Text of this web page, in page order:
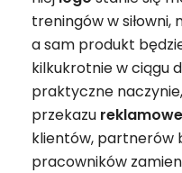
treningów w siłowni,
a sam produkt
kilkukrotnie w ciągu
praktyczne
przekazu
klientów, partnerów
pracowników